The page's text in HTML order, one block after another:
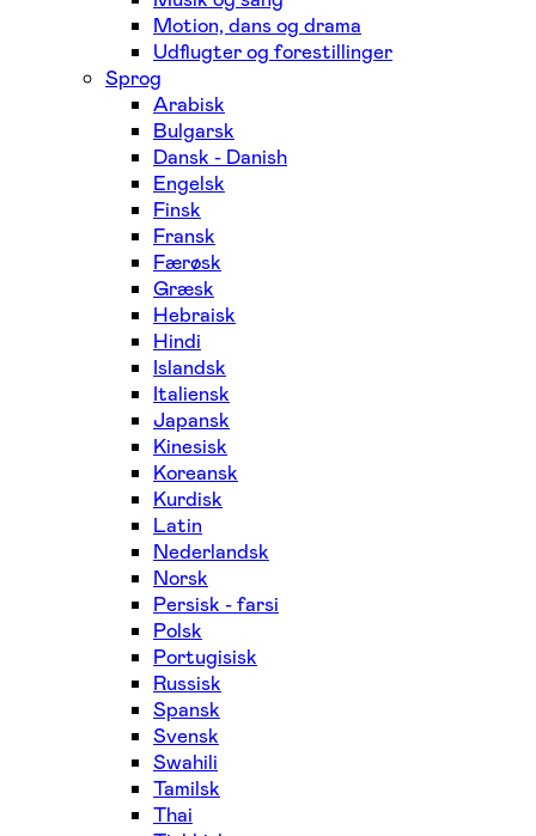
Motion, dans og drama
Udflugter og forestillinger
Sprog
Arabisk
Bulgarsk
Dansk - Danish
Engelsk
Finsk
Fransk
Færøsk
Græsk
Hebraisk
Hindi
Islandsk
Italiensk
Japansk
Kinesisk
Koreansk
Kurdisk
Latin
Nederlandsk
Norsk
Persisk - farsi
Polsk
Portugisisk
Russisk
Spansk
Svensk
Swahili
Tamilsk
Thai